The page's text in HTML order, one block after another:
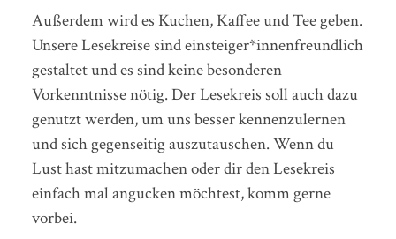
Außerdem wird es Kuchen, Kaffee und Tee geben.
Unsere Lesekreise sind einsteiger*innenfreundlich
gestaltet und es sind keine besonderen
Vorkenntnisse nötig. Der Lesekreis soll auch dazu
genutzt werden, um uns besser kennenzulernen
und sich gegenseitig auszutauschen. Wenn du
Lust hast mitzumachen oder dir den Lesekreis
einfach mal angucken möchtest, komm gerne
vorbei.